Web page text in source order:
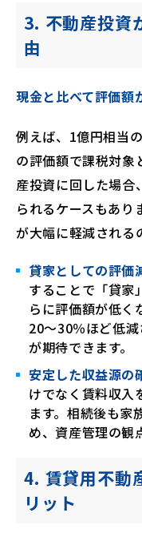
3. 不動産投資
由
現金と比べて評価額
例えば、1億円相当
の評価額で課税対象
産投資に回した場
られるケースもあり
が大幅に軽減される
貸家としての評価
することで「貸家
らに評価額が低く
20〜30％ほど低
が期待できます。
安定した収益源の
けでなく賃料収入
ます。相続後も家
め、資産管理の観
4. 賃貸用不動
リット